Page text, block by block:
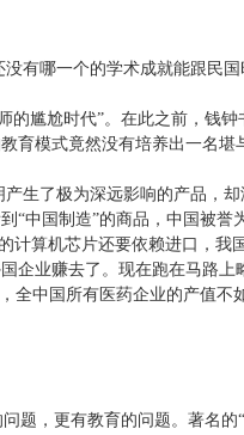
有哪一个的学术成就能跟民国
的尴尬时代”。在此之前，钱钟
育模式竟然没有培养出一名堪
生了极为深远影响的产品，却
“中国制造”的商品，中国被誉
计算机芯片还要依赖进口，我
企业赚去了。现在跑在马路上
全中国所有医药企业的产值不
题，更有教育的问题。著名的